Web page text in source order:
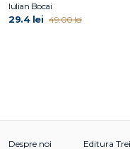
Iulian Bocai
29.4 lei 49.00 lei
Despre noi Editura Trei